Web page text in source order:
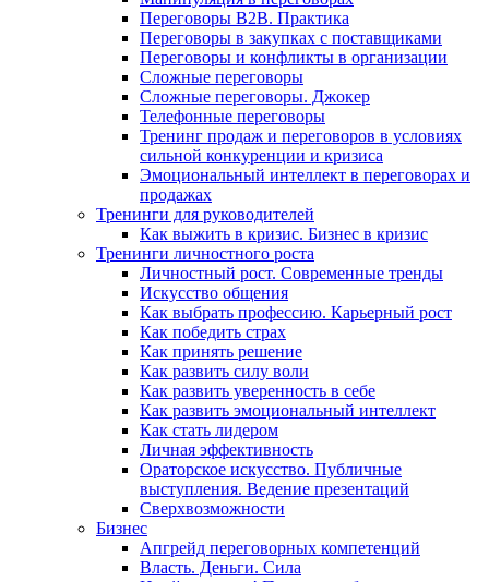
Переговоры B2B. Практика
Переговоры в закупках с поставщиками
Переговоры и конфликты в организации
Сложные переговоры
Сложные переговоры. Джокер
Телефонные переговоры
Тренинг продаж и переговоров в условиях
сильной конкуренции и кризиса
Эмоциональный интеллект в переговорах и
продажах
Тренинги для руководителей
Как выжить в кризис. Бизнес в кризис
Тренинги личностного роста
Личностный рост. Современные тренды
Искусство общения
Как выбрать профессию. Карьерный рост
Как победить страх
Как принять решение
Как развить силу воли
Как развить уверенность в себе
Как развить эмоциональный интеллект
Как стать лидером
Личная эффективность
Ораторское искусство. Публичные
выступления. Ведение презентаций
Сверхвозможности
Бизнес
Апгрейд переговорных компетенций
Власть. Деньги. Сила